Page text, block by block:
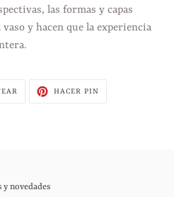
las formas y capas
y hacen que la experiencia
TUITEARHACER PINPINEAR
novedades